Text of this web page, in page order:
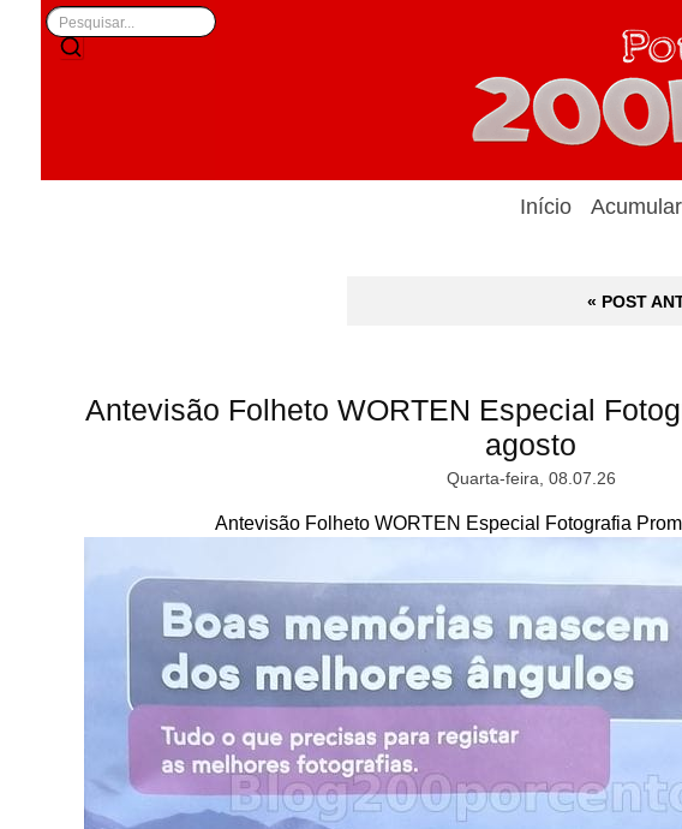
Início Acumular
« POST
Antevisão Folheto WORTEN Especial
agosto
Quarta-feira, 08.07.26
Antevisão Folheto WORTEN Especial Fotografia